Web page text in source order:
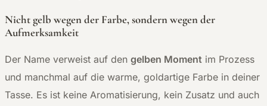
Nicht gelb wegen der Farbe, sondern wegen der
Aufmerksamkeit
Der Name verweist auf den gelben Moment im Prozess
und manchmal auf die warme, goldartige Farbe in deiner
Tasse. Es ist keine Aromatisierung, kein Zusatz und auch